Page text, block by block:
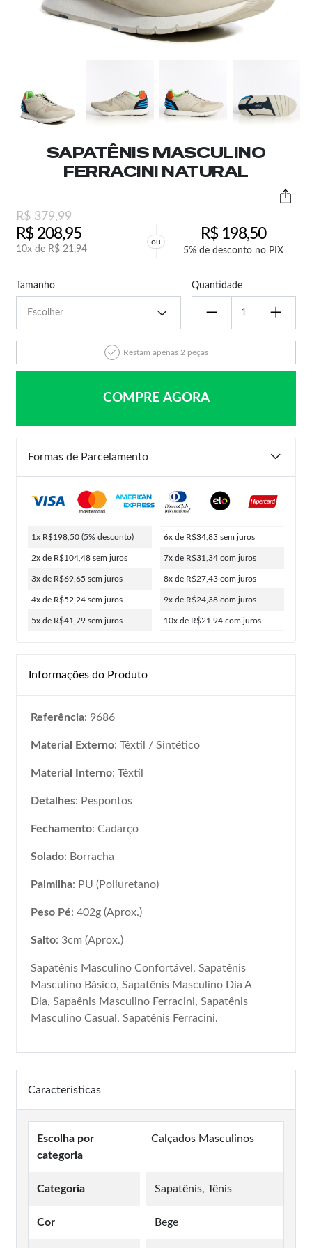
SAPATÊNIS MASCULINO
FERRACINI NATURAL
R$379,99
R$208,95
10x de R$ 21,94
ou R$198,50
5% de desconto no PIX
Tamanho Quantidade
Restam apenas 2 peças
COMPRE AGORA
Formas de Parcelamento
1x R$198,50 (5% desconto)
2x de R$104,48 sem juros
3x de R$69,65 sem juros
4x de R$52,24 sem juros
5x de R$41,79 sem juros
6x de R$34,83 sem juros
7x de R$31,34 com juros
8x de R$27,43 com juros
9x de R$24,38 com juros
10x de R$21,94 com juros
Informações do Produto
Referência: 9686
Material Externo: Têxtil / Sintético
Material Interno: Têxtil
Detalhes: Pespontos
Fechamento: Cadarço
Solado: Borracha
Palmilha: PU (Poliuretano)
Peso Pé: 402g (Aprox.)
Salto: 3cm (Aprox.)
Sapatênis Masculino Confortável, Sapatênis
Masculino Básico, Sapatênis Masculino Dia A
Dia, Sapaênis Masculino Ferracini, Sapatênis
Masculino Casual, Sapatênis Ferracini.
Características
Escolha por
categoria
Calçados Masculinos
Categoria Sapatênis, Tênis
Cor Bege